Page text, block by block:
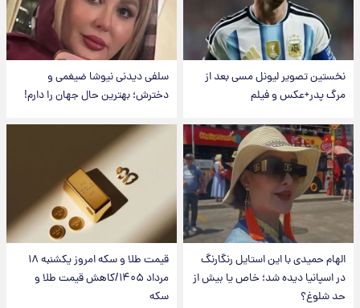
نخستین تصویر لیونل مسی بعد از
مرگ پدر+عکس و فیلم
سلفی دیدنی نیوشا ضیغمی و
دخترش؛ بهترین حال جهان را دارم!
الهام حمیدی با این استایل رنگارنگ
در اسپانیا دیده شد؛ خاص یا بیش از
حد شلوغ؟
قیمت طلا و سکه امروز یکشنبه ۱۸
مرداد ۱۴۰۵/کاهش قیمت طلا و
سکه